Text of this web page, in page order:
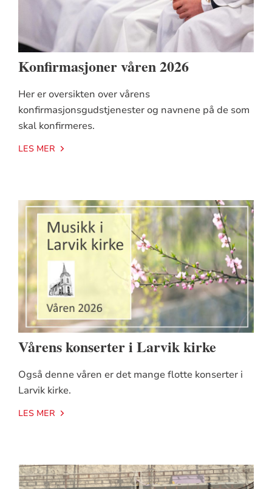
Konfirmasjoner våren 2026
Her er oversikten over vårens
konfirmasjonsgudstjenester og navnene på de som
skal konfirmeres.
LES MER
Vårens konserter i Larvik kirke
Også denne våren er det mange flotte konserter i
Larvik kirke.
LES MER